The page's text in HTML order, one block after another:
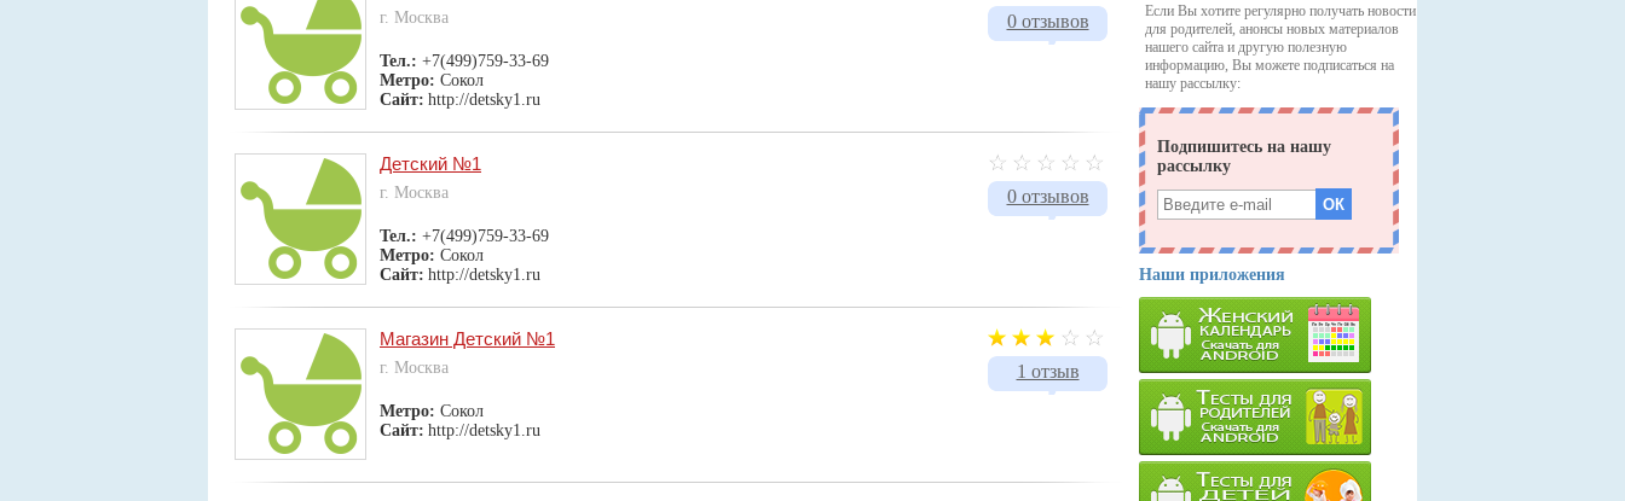
Если Вы хотите регулярно получать новости
для родителей, анонсы новых материалов
нашего сайта и другую полезную
информацию, Вы можете подписаться на
нашу рассылку:
Наши приложения
0 отзывов
г. Москва
Тел.: +7(499)759-33-69
Метро: Сокол
Сайт: http://detsky1.ru
0 отзывов
Детский №1
г. Москва
Тел.: +7(499)759-33-69
Метро: Сокол
Сайт: http://detsky1.ru
1 отзыв
Магазин Детский №1
г. Москва
Метро: Сокол
Сайт: http://detsky1.ru